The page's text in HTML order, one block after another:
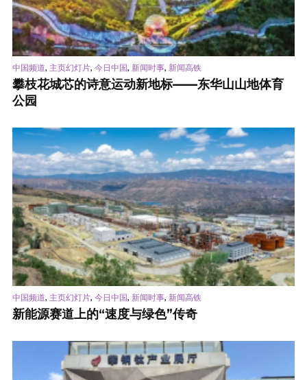
中国频道, 主页幻灯片, 今日中国, 新闻时事, 新闻高铁
攀枝花城芯的诗意运动新地标——东华山山地体育
公园
中国频道, 主页幻灯片, 今日中国, 新闻时事, 新闻高铁
新能源赛道上的“速度与绿色”传奇